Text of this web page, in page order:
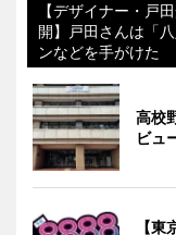
【デザイナー・戸
開】戸田さんは「
ンなどを手がけた
高校
ビュ
【